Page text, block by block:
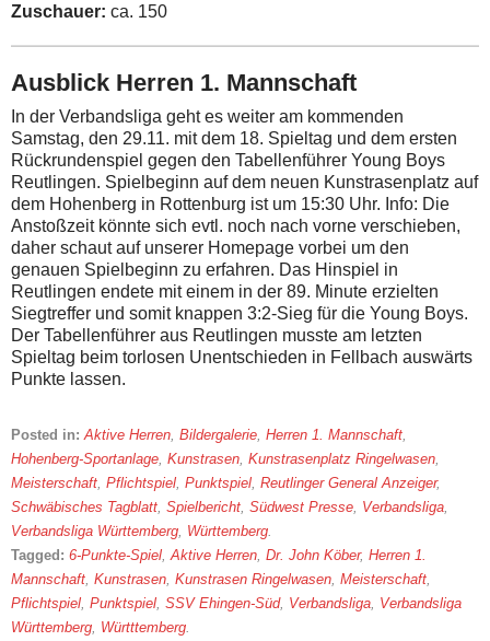
Zuschauer: ca. 150
Ausblick Herren 1. Mannschaft
In der Verbandsliga geht es weiter am kommenden
Samstag, den 29.11. mit dem 18. Spieltag und dem ersten
Rückrundenspiel gegen den Tabellenführer Young Boys
Reutlingen. Spielbeginn auf dem neuen Kunstrasenplatz auf
dem Hohenberg in Rottenburg ist um 15:30 Uhr. Info: Die
Anstoßzeit könnte sich evtl. noch nach vorne verschieben,
daher schaut auf unserer Homepage vorbei um den
genauen Spielbeginn zu erfahren. Das Hinspiel in
Reutlingen endete mit einem in der 89. Minute erzielten
Siegtreffer und somit knappen 3:2-Sieg für die Young Boys.
Der Tabellenführer aus Reutlingen musste am letzten
Spieltag beim torlosen Unentschieden in Fellbach auswärts
Punkte lassen.
Posted in: Aktive Herren Bildergalerie Herren 1. Mannschaft
Hohenberg-Sportanlage Kunstrasen Kunstrasenplatz Ringelwasen
Meisterschaft Pflichtspiel Punktspiel Reutlinger General Anzeiger,
Schwäbisches Tagblatt Spielbericht Südwest Presse Verbandsliga
Verbandsliga Württemberg Württemberg
Tagged: 6-Punkte-Spiel Aktive Herren Dr. John Köber, Herren 1.
Mannschaft Kunstrasen Kunstrasen Ringelwasen Meisterschaft
Pflichtspiel Punktspiel SSV Ehingen-Süd, Verbandsliga Verbandsliga
Württemberg Württtemberg